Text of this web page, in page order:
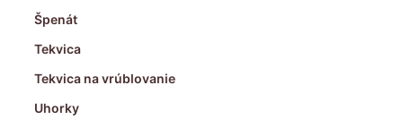
Špenát
Tekvica
Tekvica na vrúblovanie
Uhorky